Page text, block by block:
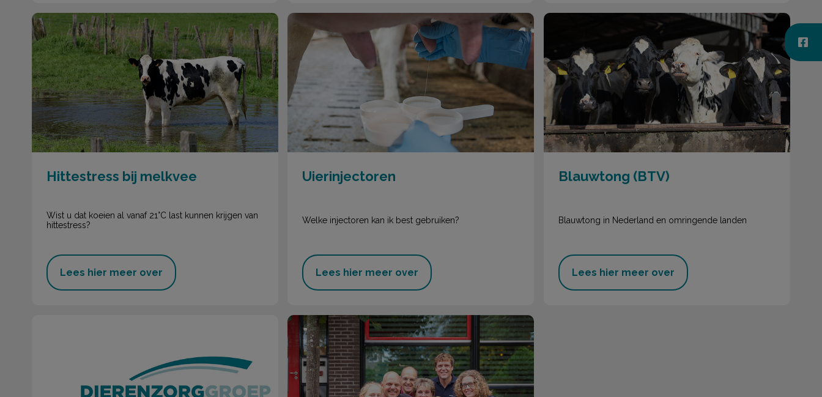
Hittestress bij melkvee
Hittestress bij melkvee
Wist u dat koeien al vanaf 21°C last kunnen krijgen van
hittestress?
Lees hier meer over
Uierinjectoren
Uierinjectoren
Welke injectoren kan ik best gebruiken?
Lees hier meer over
Blauwtong (BTV)
Blauwtong (BTV)
Blauwtong in Nederland en omringende landen
Lees hier meer over
Website Lek en Linge